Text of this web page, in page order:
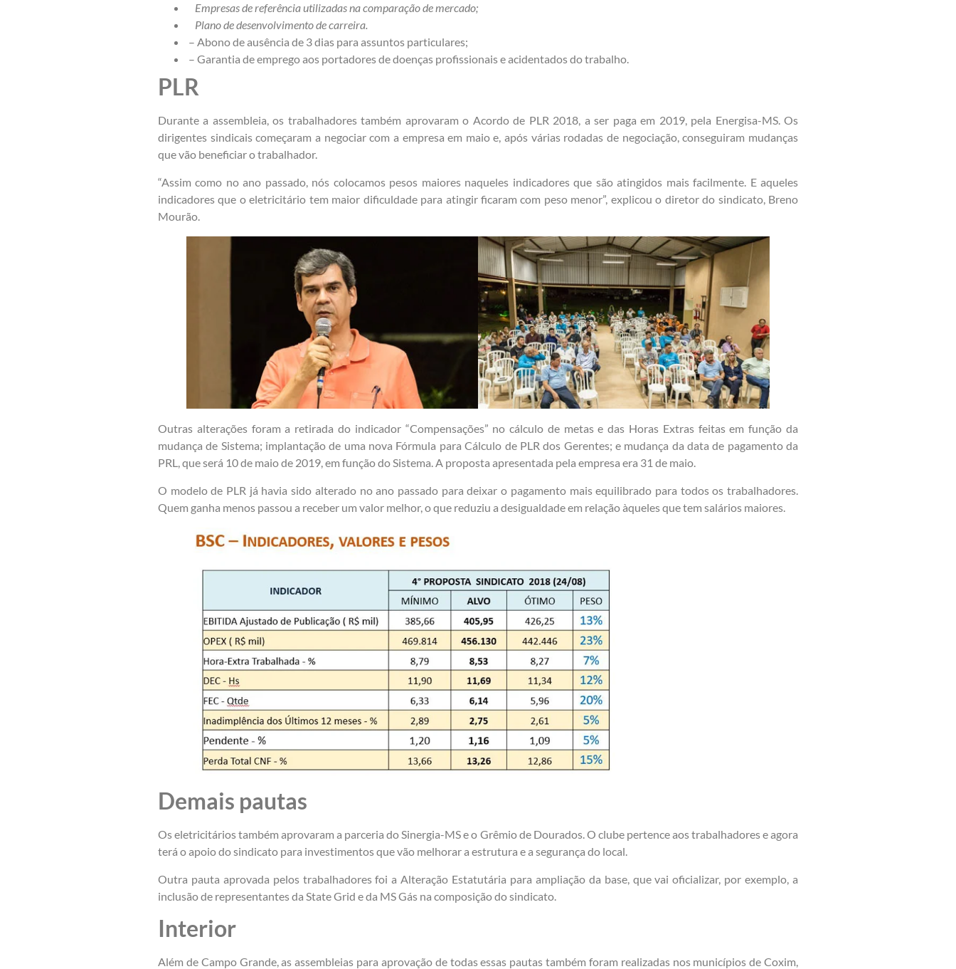
Empresas de referência utilizadas na comparação de mercado;
Plano de desenvolvimento de carreira.
– Abono de ausência de 3 dias para assuntos particulares;
– Garantia de emprego aos portadores de doenças profissionais e acidentados do trabalho.
PLR
Durante a assembleia, os trabalhadores também aprovaram o Acordo de PLR 2018, a ser paga em 2019, pela Energisa-MS. Os
dirigentes sindicais começaram a negociar com a empresa em maio e, após várias rodadas de negociação, conseguiram mudanças
que vão beneficiar o trabalhador.
“Assim como no ano passado, nós colocamos pesos maiores naqueles indicadores que são atingidos mais facilmente. E aqueles
indicadores que o eletricitário tem maior dificuldade para atingir ficaram com peso menor”, explicou o diretor do sindicato, Breno
Mourão.
Outras alterações foram a retirada do indicador “Compensações” no cálculo de metas e das Horas Extras feitas em função da
mudança de Sistema; implantação de uma nova Fórmula para Cálculo de PLR dos Gerentes; e mudança da data de pagamento da
PRL, que será 10 de maio de 2019, em função do Sistema. A proposta apresentada pela empresa era 31 de maio.
O modelo de PLR já havia sido alterado no ano passado para deixar o pagamento mais equilibrado para todos os trabalhadores.
Quem ganha menos passou a receber um valor melhor, o que reduziu a desigualdade em relação àqueles que tem salários maiores.
Demais pautas
Os eletricitários também aprovaram a parceria do Sinergia-MS e o Grêmio de Dourados. O clube pertence aos trabalhadores e agora
terá o apoio do sindicato para investimentos que vão melhorar a estrutura e a segurança do local.
Outra pauta aprovada pelos trabalhadores foi a Alteração Estatutária para ampliação da base, que vai oficializar, por exemplo, a
inclusão de representantes da State Grid e da MS Gás na composição do sindicato.
Interior
Além de Campo Grande, as assembleias para aprovação de todas essas pautas também foram realizadas nos municípios de Coxim,